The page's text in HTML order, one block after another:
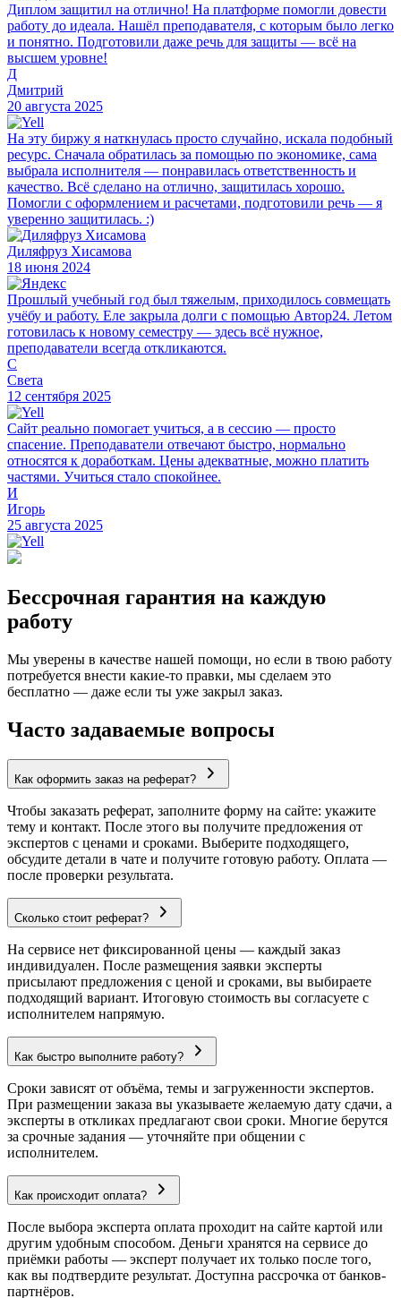
Диплом защитил на отлично! На платформе помогли довести
работу до идеала. Нашёл преподавателя, с которым было легко
и понятно. Подготовили даже речь для защиты — всё на
высшем уровне!
Д
Дмитрий
20 августа 2025
На эту биржу я наткнулась просто случайно, искала подобный
ресурс. Сначала обратилась за помощью по экономике, сама
выбрала исполнителя — понравилась ответственность и
качество. Всё сделано на отлично, защитилась хорошо.
Помогли с оформлением и расчетами, подготовили речь — я
уверенно защитилась. :)
Диляфруз Хисамова
18 июня 2024
Прошлый учебный год был тяжелым, приходилось совмещать
учёбу и работу. Еле закрыла долги с помощью Автор24. Летом
готовилась к новому семестру — здесь всё нужное,
преподаватели всегда откликаются.
С
Света
12 сентября 2025
Сайт реально помогает учиться, а в сессию — просто
спасение. Преподаватели отвечают быстро, нормально
относятся к доработкам. Цены адекватные, можно платить
частями. Учиться стало спокойнее.
И
Игорь
25 августа 2025
Бессрочная гарантия на каждую
работу
Мы уверены в качестве нашей помощи, но если в твою работу
потребуется внести какие-то правки, мы сделаем это
бесплатно — даже если ты уже закрыл заказ.
Часто задаваемые вопросы
Как оформить заказ на реферат?
Чтобы заказать реферат, заполните форму на сайте: укажите
тему и контакт. После этого вы получите предложения от
экспертов с ценами и сроками. Выберите подходящего,
обсудите детали в чате и получите готовую работу. Оплата —
после проверки результата.
Сколько стоит реферат?
На сервисе нет фиксированной цены — каждый заказ
индивидуален. После размещения заявки эксперты
присылают предложения с ценой и сроками, вы выбираете
подходящий вариант. Итоговую стоимость вы согласуете с
исполнителем напрямую.
Как быстро выполните работу?
Сроки зависят от объёма, темы и загруженности экспертов.
При размещении заказа вы указываете желаемую дату сдачи, а
эксперты в откликах предлагают свои сроки. Многие берутся
за срочные задания — уточняйте при общении с
исполнителем.
Как происходит оплата?
После выбора эксперта оплата проходит на сайте картой или
другим удобным способом. Деньги хранятся на сервисе до
приёмки работы — эксперт получает их только после того,
как вы подтвердите результат. Доступна рассрочка от банков-
партнёров.